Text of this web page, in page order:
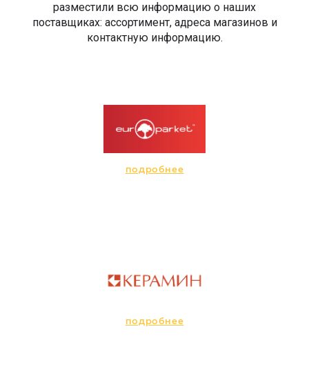
разместили всю информацию о наших
поставщиках: ассортимент, адреса магазинов и
контактную информацию.
подробнее
подробнее